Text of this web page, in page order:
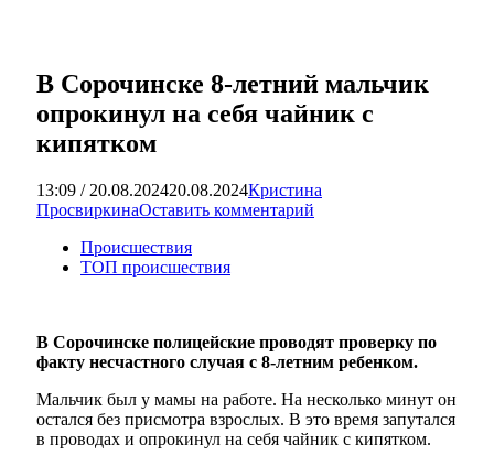
В Сорочинске 8-летний мальчик
опрокинул на себя чайник с
кипятком
13:09 / 20.08.202420.08.2024Кристина
ПросвиркинаОставить комментарий
Происшествия
ТОП происшествия
В Сорочинске полицейские проводят проверку по
факту несчастного случая с 8-летним ребенком.
Мальчик был у мамы на работе. На несколько минут он
остался без присмотра взрослых. В это время запутался
в проводах и опрокинул на себя чайник с кипятком.